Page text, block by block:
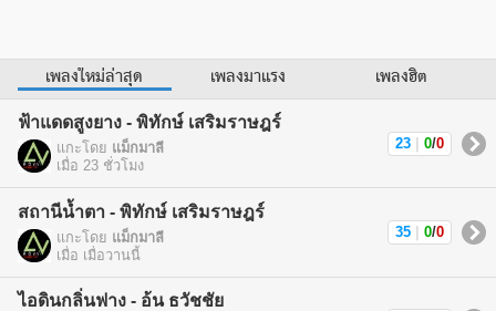
เพลงใหม่ล่าสุด เพลงมาแรง เพลงฮิต
ฟ้าแดดสูงยาง - พิทักษ์ เสริมราษฎร์
แกะโดย แม็กมาลี
เมื่อ 23 ชั่วโมง
23 0/0
สถานีน้ำตา - พิทักษ์ เสริมราษฎร์
แกะโดย แม็กมาลี
เมื่อ เมื่อวานนี้
35 0/0
ไอดินกลิ่นฟาง - อ้น ธวัชชัย